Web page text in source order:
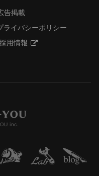
告掲載
ライバシーポリシー
採用情報
inc.